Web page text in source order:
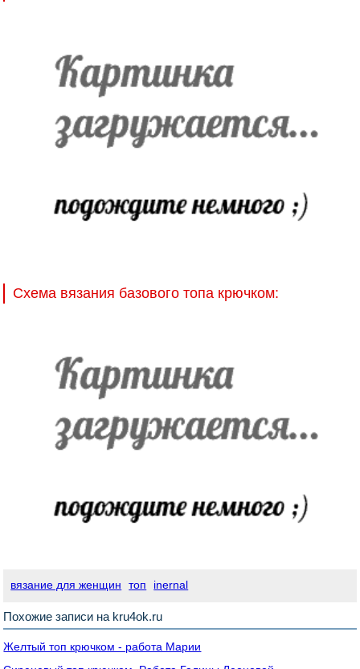
Схема вязания базового топа крючком:
вязание для женщин топ inernal
Похожие записи на kru4ok.ru
Желтый топ крючком - работа Марии